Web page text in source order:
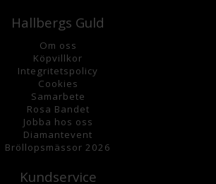
Hallbergs Guld
Om oss
Köpvillkor
Integritetspolicy
Cookies
Samarbete
Rosa Bandet
Jobba hos oss
Diamantevent
Bröllopsmässor 2026
Kundservice